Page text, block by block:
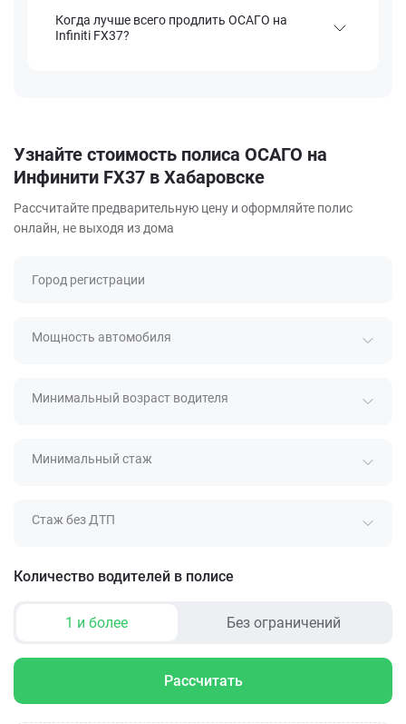
Когда лучше всего продлить ОСАГО на
Infiniti FX37?
Узнайте стоимость полиса ОСАГО на
Инфинити FX37 в Хабаровске
Рассчитайте предварительную цену и оформляйте полис
онлайн, не выходя из дома
Город регистрации
Мощность автомобиля
Минимальный возраст водителя
Минимальный стаж
Стаж без ДТП
Количество водителей в полисе
1 и более Без ограничений
Рассчитать